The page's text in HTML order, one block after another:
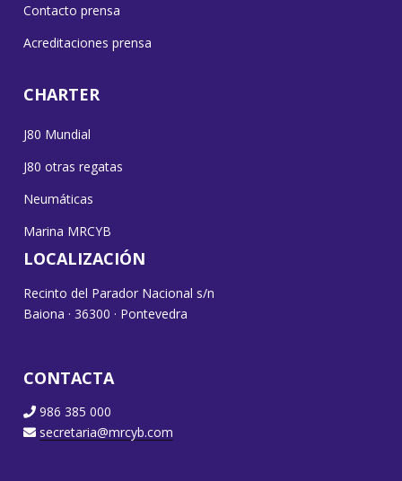
Contacto prensa
Acreditaciones prensa
CHARTER
J80 Mundial
J80 otras regatas
Neumáticas
Marina MRCYB
LOCALIZACIÓN
Recinto del Parador Nacional s/n
Baiona · 36300 · Pontevedra
CONTACTA
986 385 000
secretaria@mrcyb.com